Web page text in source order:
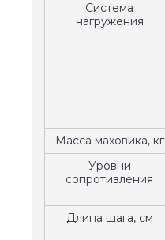
Система
нагружения
Масса маховика, кг
Уровни
сопротивления
Длина шага, см